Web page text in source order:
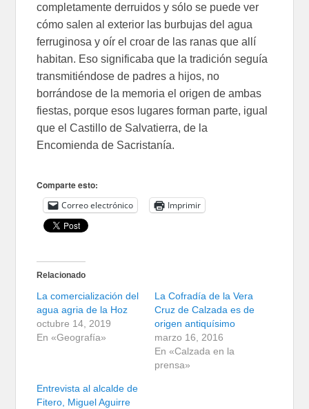
completamente derruidos y sólo se puede ver
cómo salen al exterior las burbujas del agua
ferruginosa y oír el croar de las ranas que allí
habitan. Eso significaba que la tradición seguía
transmitiéndose de padres a hijos, no
borrándose de la memoria el origen de ambas
fiestas, porque esos lugares forman parte, igual
que el Castillo de Salvatierra, de la
Encomienda de Sacristanía.
Comparte esto:
Correo electrónico Imprimir
Relacionado
La comercialización del
agua agria de la Hoz
octubre 14, 2019
En «Geografía»
La Cofradía de la Vera
Cruz de Calzada es de
origen antiquísimo
marzo 16, 2016
En «Calzada en la
prensa»
Entrevista al alcalde de
Fitero, Miguel Aguirre